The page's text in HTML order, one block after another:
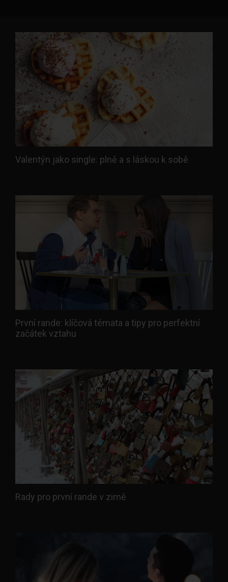
Valentýn jako single: plně a s láskou k sobě
První rande: klíčová témata a tipy pro perfektní
začátek vztahu
Rady pro první rande v zimě